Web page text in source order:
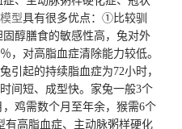
型具有很多优点：①比较驯
醇膳食的敏感性高，兔对外
，对高脂血症清除能力较低。
引起的持续脂血症为72小时，
间短、成型快。家兔一般3个
鸡需数个月至年余，猴需6个
高脂血症、主动脉粥样硬化